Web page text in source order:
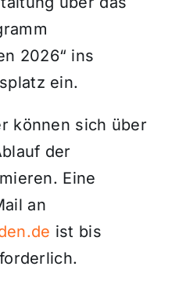
2026“ ins
ein.
können sich über
der
Eine
an
ist bis